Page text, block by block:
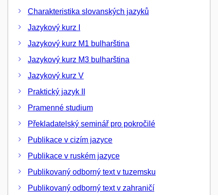
Charakteristika slovanských jazyků
Jazykový kurz I
Jazykový kurz M1 bulharština
Jazykový kurz M3 bulharština
Jazykový kurz V
Praktický jazyk II
Pramenné studium
Překladatelský seminář pro pokročilé
Publikace v cizím jazyce
Publikace v ruském jazyce
Publikovaný odborný text v tuzemsku
Publikovaný odborný text v zahraničí